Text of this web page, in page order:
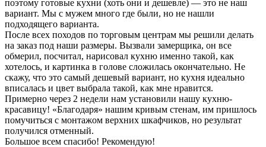
поэтому готовые кухни (хоть они и дешевле) — это не наш
вариант. Мы с мужем много где были, но не нашли
подходящего варианта.
После всех походов по торговым центрам мы решили делать
на заказ под наши размеры. Вызвали замерщика, он все
обмерил, посчитал, нарисовал кухню именно такой, как
хотелось, и картинка в голове сложилась окончательно. Не
скажу, что это самый дешевый вариант, но кухня идеально
вписалась и цвет выбрала такой, как мне нравится.
Примерно через 2 недели нам установили нашу кухню-
красавицу! «Благодаря» нашим кривым стенам, им пришлось
помучиться с монтажом верхних шкафчиков, но результат
получился отменный.
Большое всем спасибо! Рекомендую!